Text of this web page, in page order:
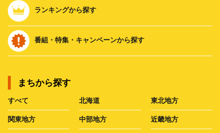
ランキングから探す
番組・特集・キャンペーンから探す
まちから探す
すべて 北海道 東北地方
関東地方 中部地方 近畿地方